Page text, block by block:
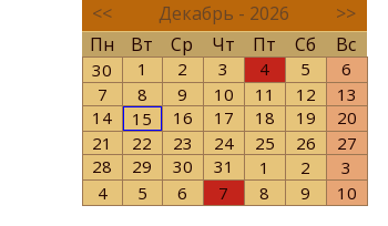
<< Декабрь - 2026
>>
Пн
Вт Ср Чт Пт Сб Вс
30 1 2 3 4 5
6
7
8 9 10 11 12
13
14
15 16 17 18 19
20
21
22 23 24 25 26
27
28
29 30 31 1 2
3
4
5 6 7 8 9 10